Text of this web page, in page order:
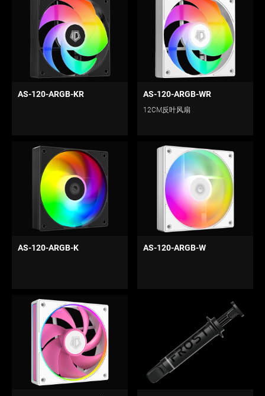
AS-120-ARGB-KR AS-120-ARGB-WR
12CM反叶风扇
AS-120-ARGB-K AS-120-ARGB-W